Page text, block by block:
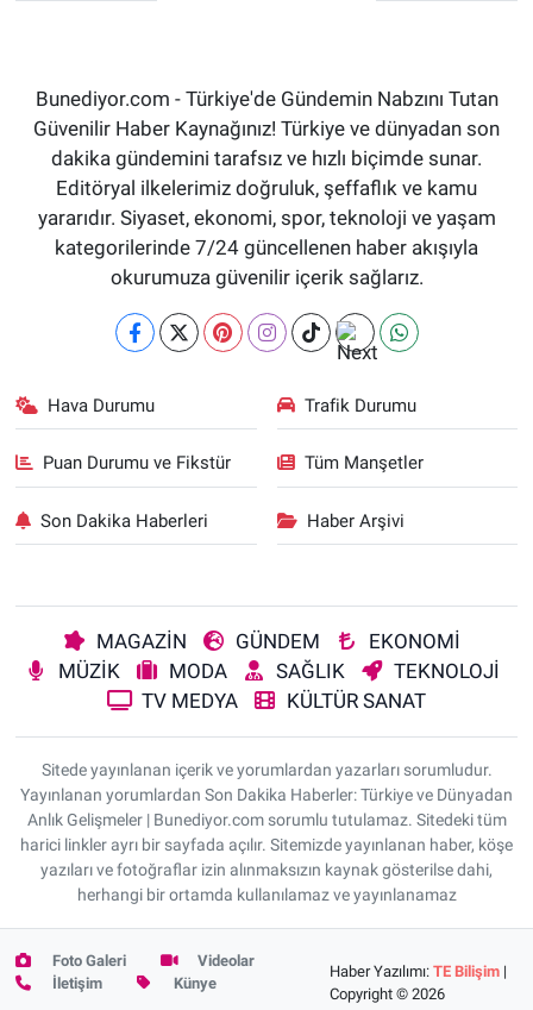
Bunediyor.com - Türkiye'de Gündemin Nabzını Tutan
Güvenilir Haber Kaynağınız! Türkiye ve dünyadan son
dakika gündemini tarafsız ve hızlı biçimde sunar.
Editöryal ilkelerimiz doğruluk, şeffaflık ve kamu
yararıdır. Siyaset, ekonomi, spor, teknoloji ve yaşam
kategorilerinde 7/24 güncellenen haber akışıyla
okurumuza güvenilir içerik sağlarız.
Hava Durumu Trafik Durumu
Puan Durumu ve Fikstür Tüm Manşetler
Son Dakika Haberleri Haber Arşivi
MAGAZİN GÜNDEM
EKONOMİ
MÜZİK
MODA SAĞLIK
TEKNOLOJİ
TV MEDYA
KÜLTÜR SANAT
Sitede yayınlanan içerik ve yorumlardan yazarları sorumludur.
Yayınlanan yorumlardan Son Dakika Haberler: Türkiye ve Dünyadan
Anlık Gelişmeler | Bunediyor.com sorumlu tutulamaz. Sitedeki tüm
harici linkler ayrı bir sayfada açılır. Sitemizde yayınlanan haber, köşe
yazıları ve fotoğraflar izin alınmaksızın kaynak gösterilse dahi,
herhangi bir ortamda kullanılamaz ve yayınlanamaz
Foto Galeri
Videolar
İletişim
Künye
Haber Yazılımı:TE Bilişim |
Copyright © 2026